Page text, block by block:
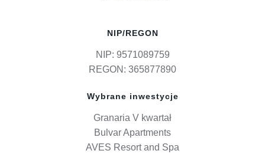
NIP/REGON
NIP: 9571089759
REGON: 365877890
Wybrane inwestycje
Granaria V kwartał
Bulvar Apartments
AVES Resort and Spa